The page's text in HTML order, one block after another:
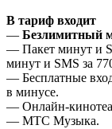
В тариф входит
— Безлимитный
— Пакет минут и
минут и SMS за
— Бесплатные
в минусе.
— Онлайн-
— МТС Музыка.